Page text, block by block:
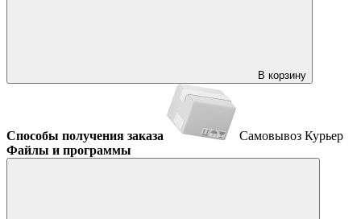
В корзину
Способы получения заказа Самовывоз Курьер
Файлы и программы